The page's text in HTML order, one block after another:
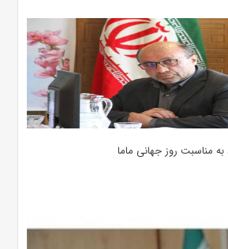
مناسبت روز جهانی ماما